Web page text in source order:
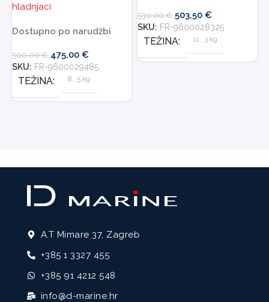
hladnjaci
Dostupno po narudžbi
500,00€ 475,00 €
SKU: FR-9600029485
TEŽINA 8 5 kg
530,00€ 503,50 €
SKU: FR-9600028325
TEŽINA 11 3 kg
A.T Mimare 37, Zagreb
+385 1 3327 455
+385 91 4212 548
info@d-marine.hr